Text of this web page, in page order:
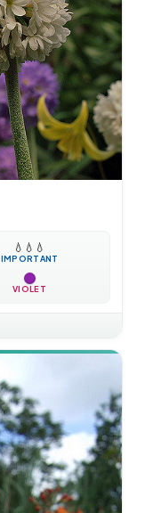
💧 💧 💧
IMPORTANT
VIOLET